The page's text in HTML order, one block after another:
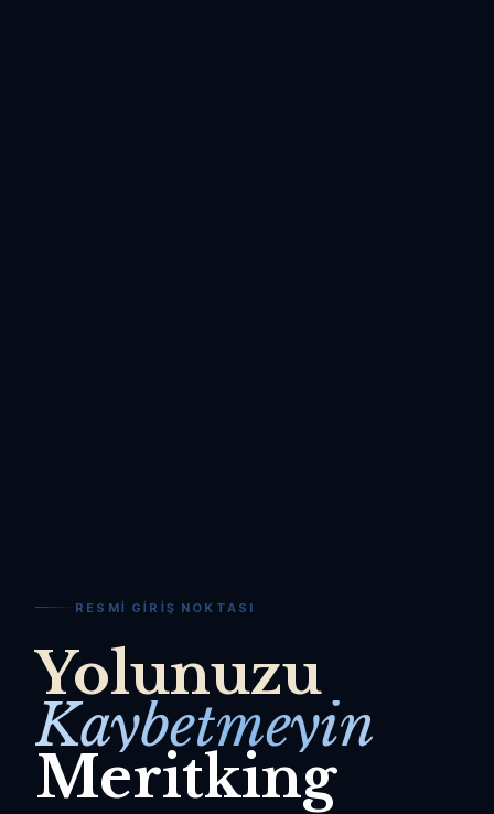
RESMI GIRIŞ NOKTASI
Yolunuzu
Kaybetmeyin
Meritking